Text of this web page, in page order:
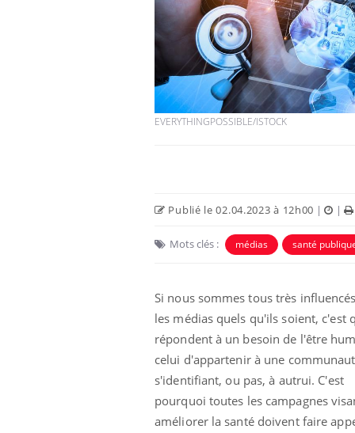
EVERYTHINGPOSSIBLE/ISTOCK
Publié le 02.04.2023 à 12h00 | |
Mots clés : médias santé
Si nous sommes tous très
les médias quels qu'ils soient, c'est
répondent à un besoin de l'être
celui d'appartenir à une
s'identifiant, ou pas, à autrui. C'est
pourquoi toutes les campagnes
améliorer la santé doivent faire